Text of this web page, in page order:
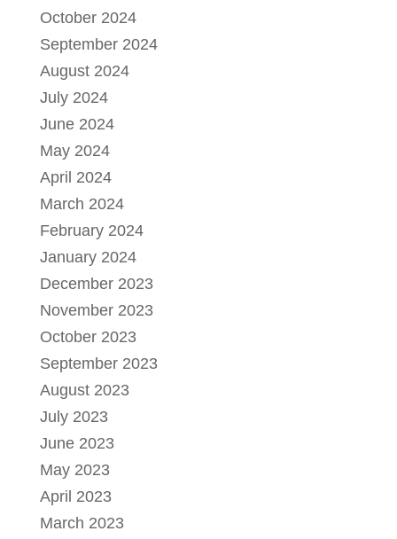
October 2024
September 2024
August 2024
July 2024
June 2024
May 2024
April 2024
March 2024
February 2024
January 2024
December 2023
November 2023
October 2023
September 2023
August 2023
July 2023
June 2023
May 2023
April 2023
March 2023